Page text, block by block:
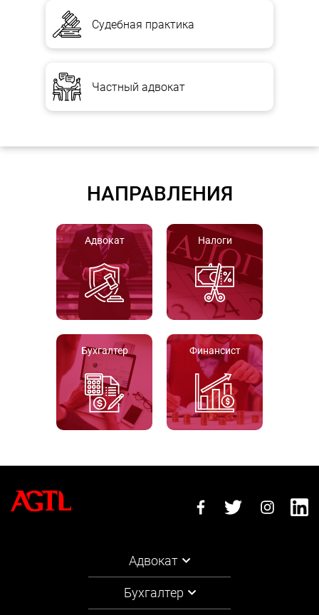
Судебная практика
Частный адвокат
НАПРАВЛЕНИЯ
Адвокат Налоги
Бухгалтер Финансист
Адвокат
Бухгалтер